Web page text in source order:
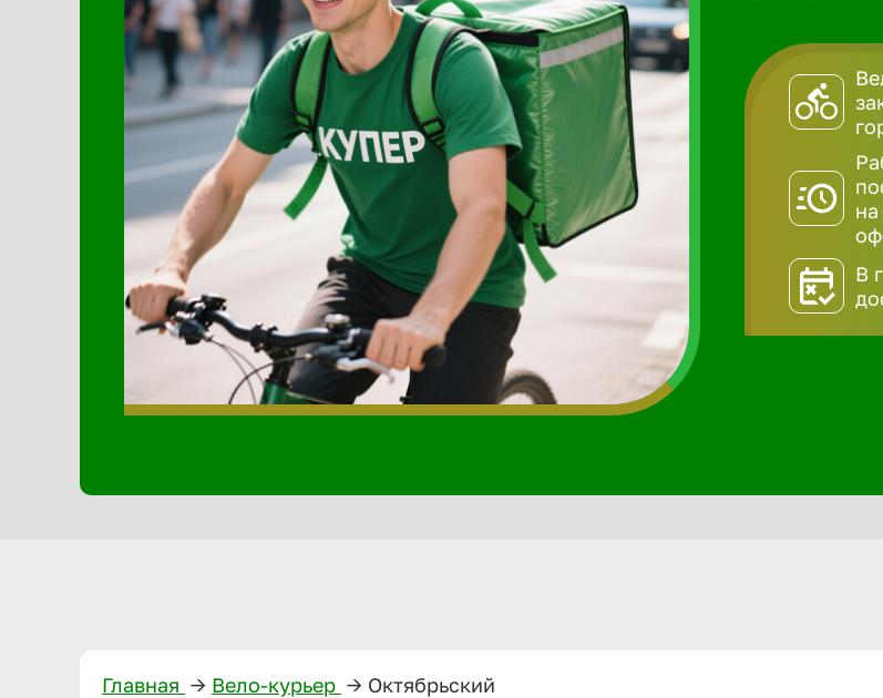
В
Главная —> Вело-курьер —> Октябрьский